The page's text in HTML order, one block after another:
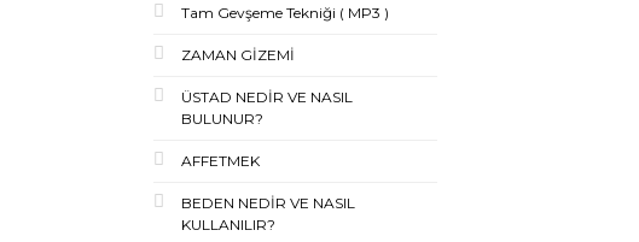
Tam Gevşeme Tekniği ( MP3 )
ZAMAN GİZEMİ
ÜSTAD NEDİR VE NASIL
BULUNUR?
AFFETMEK
BEDEN NEDİR VE NASIL
KULLANILIR?